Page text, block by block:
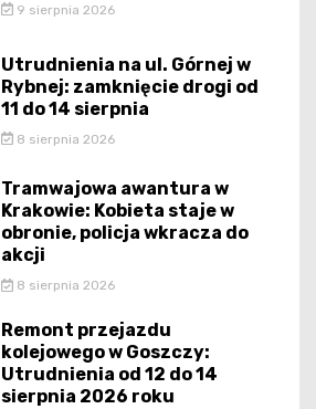
9 sierpnia 2026
Utrudnienia na ul. Górnej w
Rybnej: zamknięcie drogi od
11 do 14 sierpnia
8 sierpnia 2026
Tramwajowa awantura w
Krakowie: Kobieta staje w
obronie, policja wkracza do
akcji
8 sierpnia 2026
Remont przejazdu
kolejowego w Goszczy:
Utrudnienia od 12 do 14
sierpnia 2026 roku